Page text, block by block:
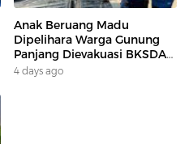
Anak Beruang Madu
Dipelihara Warga Gunung
Panjang Dievakuasi BKSDA
Dan DAMKAR
4 days ago